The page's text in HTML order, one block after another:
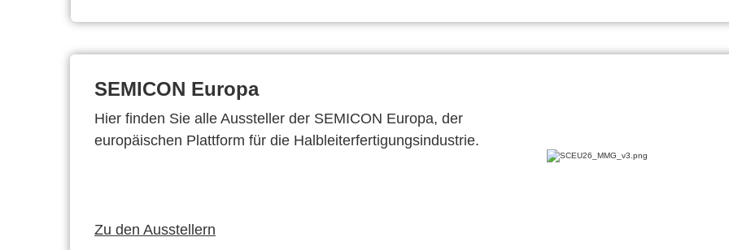
SEMICON Europa
Hier finden Sie alle Aussteller der SEMICON Europa, der
europäischen Plattform für die Halbleiterfertigungsindustrie.
Zu den Ausstellern